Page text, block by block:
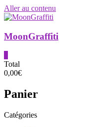
Aller au contenu
MoonGraffiti
Total
0,00€
Panier
Catégories